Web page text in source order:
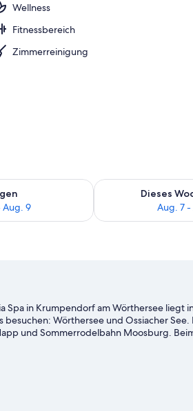
Wellness
Fitnessbereich
Zimmerreinigung
Aug. 9
für morgen, Aug. 8 - Aug. 9.
Dieses
Aug. 7
Überprüfe die
in Krumpendorf am Wörthersee liegt
Wörthersee und Ossiacher See.
und Sommerrodelbahn Moosburg.
oder aber du stürzt dich auf den